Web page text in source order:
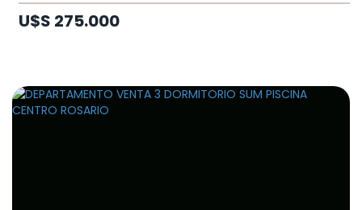
U$S 275.000